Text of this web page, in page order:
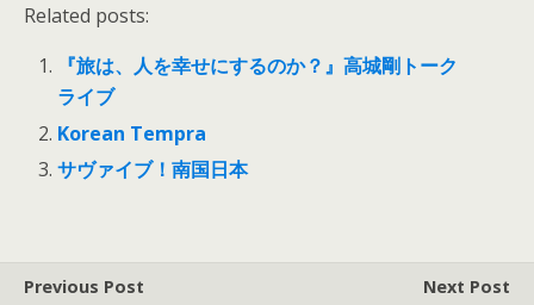
Related posts:
『旅は、人を幸せにするのか？』高城剛トーク
ライブ
Korean Tempra
サヴァイブ！南国日本
Previous Post
Next Post